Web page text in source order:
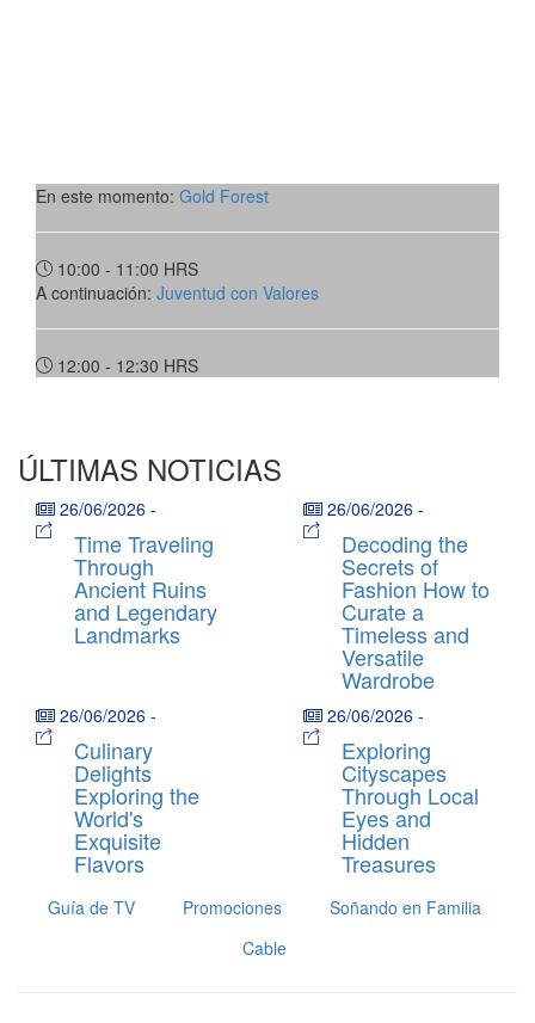
En este momento: Gold Forest
10:00 - 11:00 HRS
A continuación: Juventud con Valores
12:00 - 12:30 HRS
ÚLTIMAS NOTICIAS
26/06/2026 -
Time Traveling
Through
Ancient Ruins
and Legendary
Landmarks
26/06/2026 -
Decoding the
Secrets of
Fashion How to
Curate a
Timeless and
Versatile
Wardrobe
26/06/2026 -
Culinary
Delights
Exploring the
World's
Exquisite
Flavors
26/06/2026 -
Exploring
Cityscapes
Through Local
Eyes and
Hidden
Treasures
Guía de TV Promociones
Soñando en Familia
Cable